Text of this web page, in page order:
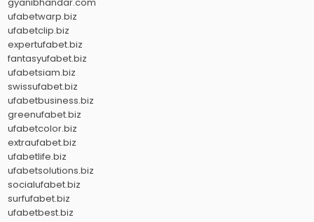
ufabetwarp.biz
ufabetclip.biz
expertufabet.biz
fantasyufabet.biz
ufabetsiam.biz
swissufabet.biz
ufabetbusiness.biz
greenufabet.biz
ufabetcolor.biz
extraufabet.biz
ufabetlife.biz
ufabetsolutions.biz
socialufabet.biz
surfufabet.biz
ufabetbest.biz